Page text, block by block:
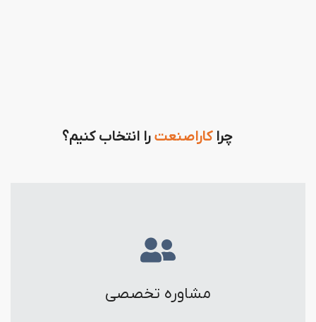
چراکاراصنعترا انتخاب کنیم؟
مشاوره تخصصی